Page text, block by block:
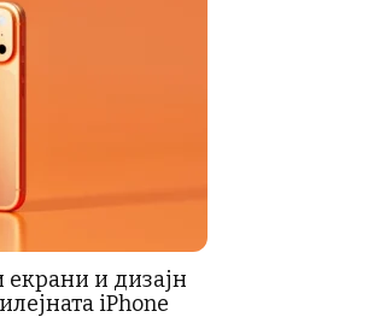
и дизајн
iPhone